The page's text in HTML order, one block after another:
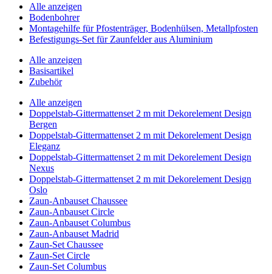
Alle anzeigen
Bodenbohrer
Montagehilfe für Pfostenträger, Bodenhülsen, Metallpfosten
Befestigungs-Set für Zaunfelder aus Aluminium
Alle anzeigen
Basisartikel
Zubehör
Alle anzeigen
Doppelstab-Gittermattenset 2 m mit Dekorelement Design
Bergen
Doppelstab-Gittermattenset 2 m mit Dekorelement Design
Eleganz
Doppelstab-Gittermattenset 2 m mit Dekorelement Design
Nexus
Doppelstab-Gittermattenset 2 m mit Dekorelement Design
Oslo
Zaun-Anbauset Chaussee
Zaun-Anbauset Circle
Zaun-Anbauset Columbus
Zaun-Anbauset Madrid
Zaun-Set Chaussee
Zaun-Set Circle
Zaun-Set Columbus